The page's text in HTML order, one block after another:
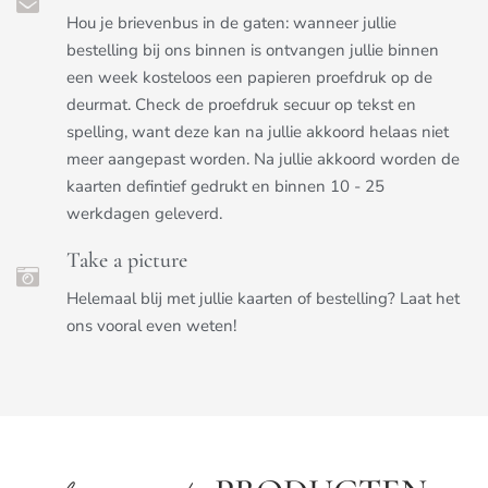
Hou je brievenbus in de gaten: wanneer jullie
bestelling bij ons binnen is ontvangen jullie binnen
een week kosteloos een papieren proefdruk op de
deurmat. Check de proefdruk secuur op tekst en
spelling, want deze kan na jullie akkoord helaas niet
meer aangepast worden. Na jullie akkoord worden de
kaarten defintief gedrukt en binnen 10 - 25
werkdagen geleverd.
Take a picture
Helemaal blij met jullie kaarten of bestelling? Laat het
ons vooral even weten!